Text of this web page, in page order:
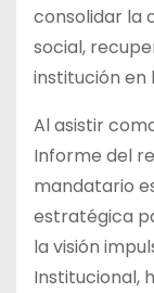
consolidar la
social,
institución en
Al asistir
Informe del
mandatario
estratégica
la visión
Institucional,